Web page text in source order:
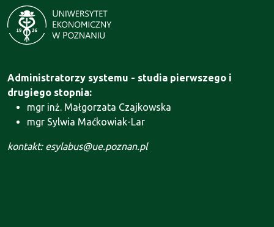
Administratorzy systemu - studia pierwszego i
drugiego stopnia:
mgr inż. Małgorzata Czajkowska
mgr Sylwia Maćkowiak-Lar
kontakt: esylabus@ue.poznan.pl